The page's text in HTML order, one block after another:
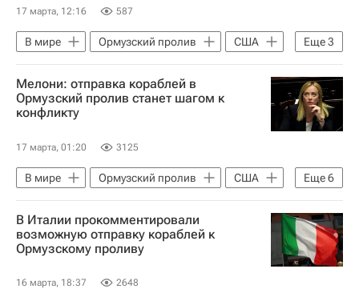
17 марта, 12:16 587
Еще3
В мире Ормузский пролив
США
Южная Корея
Дональд Трамп
Мелони: отправка кораблей в
Ормузский пролив станет шагом к
конфликту
17 марта, 01:20 3125
Еще6
В мире Ормузский пролив
США
Иран
Дональд Трамп
Антонио Таяни
Джорджа Мелони
Евросоюз
В Италии прокомментировали
возможную отправку кораблей к
Ормузскому проливу
16 марта, 18:37 2648